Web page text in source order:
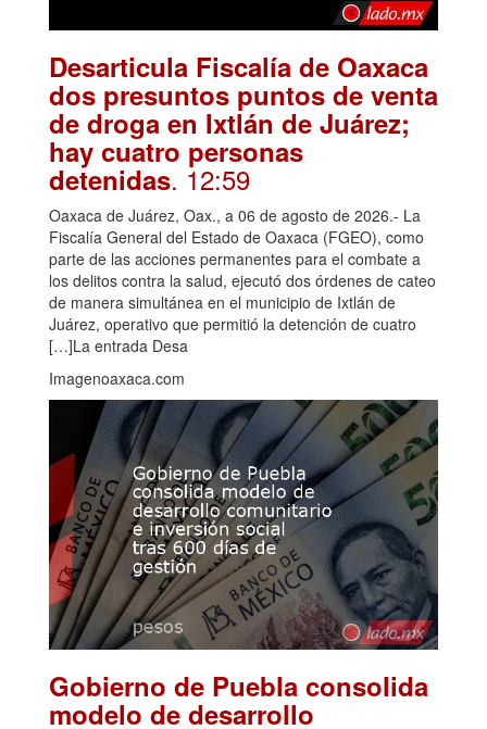
Desarticula Fiscalía de Oaxaca
dos presuntos puntos de venta
de droga en Ixtlán de Juárez;
hay cuatro personas
detenidas. 12:59
Oaxaca de Juárez, Oax., a 06 de agosto de 2026.- La
Fiscalía General del Estado de Oaxaca (FGEO), como
parte de las acciones permanentes para el combate a
los delitos contra la salud, ejecutó dos órdenes de cateo
de manera simultánea en el municipio de Ixtlán de
Juárez, operativo que permitió la detención de cuatro
[…]La entrada Desa
Imagenoaxaca.com
Gobierno de Puebla consolida
modelo de desarrollo